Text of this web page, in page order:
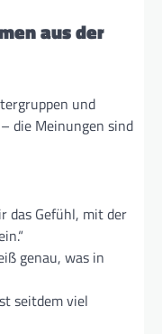
aus der
und
die Meinungen sind
das Gefühl, mit der
genau, was in
seitdem viel